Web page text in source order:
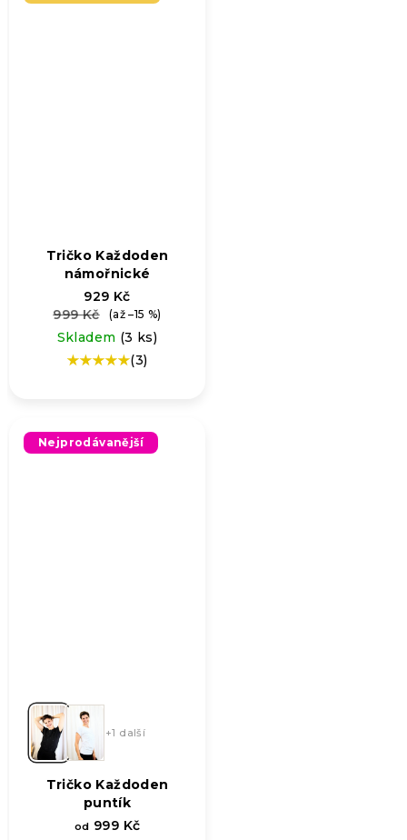
Tričko Každoden
námořnické
929 Kč
999 Kč
(až –15 %)
Skladem (3 ks)
Průměrné
5,0
z
(3)
Nejprodávanější
+1 další
Tričko Každoden
puntík
od 999 Kč